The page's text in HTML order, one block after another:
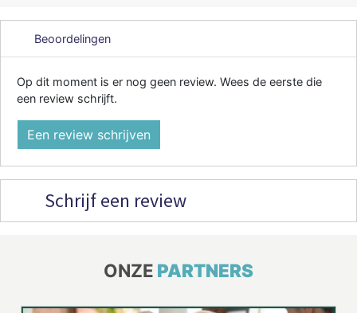
Beoordelingen
Op dit moment is er nog geen review. Wees de eerste die
een review schrijft.
Een review schrijven
Schrijf een review
ONZE PARTNERS